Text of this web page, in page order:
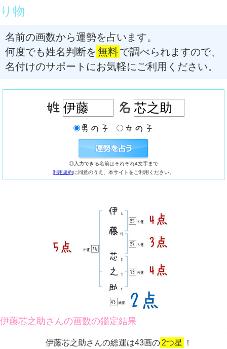
り物
名前の画数から運勢を占います。
何度でも姓名判断を 無料で調べられますので、
名付けのサポートにお気軽にご利用ください。
◎入力できる名前はそれぞれ4文字まで
利用規約に同意のうえ、本サイトをご利用ください。
伊藤芯之助さんの画数の鑑定結果
伊藤芯之助さんの総運は43画の 2つ星 ！